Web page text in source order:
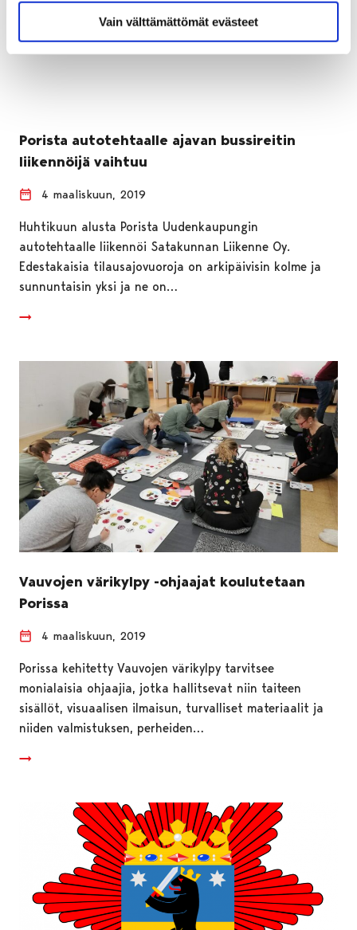
Vain välttämättömät evästeet
Porista autotehtaalle ajavan bussireitin
liikennöijä vaihtuu
4 maaliskuun, 2019
Huhtikuun alusta Porista Uudenkaupungin
autotehtaalle liikennöi Satakunnan Liikenne Oy.
Edestakaisia tilausajovuoroja on arkipäivisin kolme ja
sunnuntaisin yksi ja ne on…
Vauvojen värikylpy -ohjaajat koulutetaan
Porissa
4 maaliskuun, 2019
Porissa kehitetty Vauvojen värikylpy tarvitsee
monialaisia ohjaajia, jotka hallitsevat niin taiteen
sisällöt, visuaalisen ilmaisun, turvalliset materiaalit ja
niiden valmistuksen, perheiden…